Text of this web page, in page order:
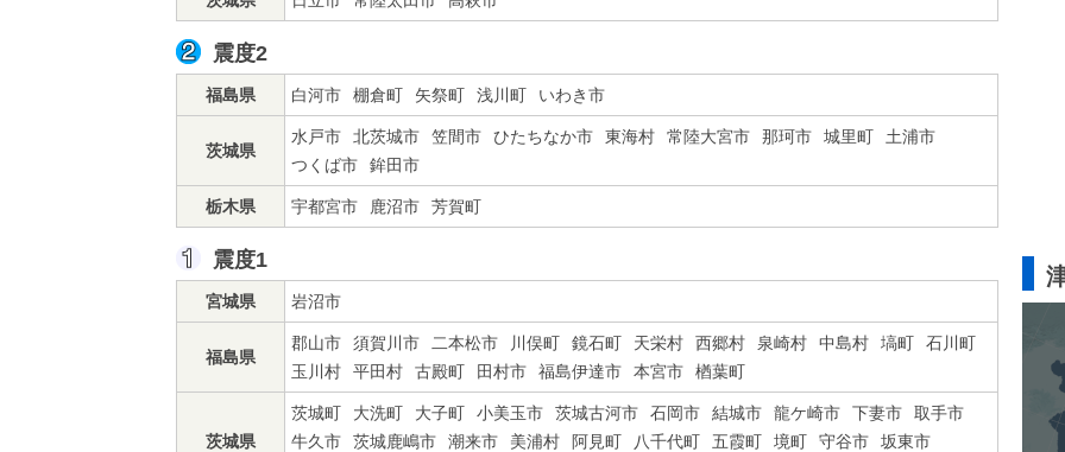
震度2
福島県 白河市 棚倉町 矢祭町 浅川町 いわき市
茨城県
水戸市 北茨城市 笠間市 ひたちなか市 東海村 常陸大宮市 那珂市 城里町
土浦市
つくば市
鉾田市
栃木県 宇都宮市 鹿沼市 芳賀町
震度1
宮城県 岩沼市
福島県
郡山市 須賀川市 二本松市 川俣町 鏡石町 天栄村 西郷村 泉崎村 中島村 塙町
石川町
玉川村
平田村 古殿町 田村市 福島伊達市 本宮市 楢葉町
茨城県
茨城町 大洗町 大子町 小美玉市 茨城古河市 石岡市 結城市 龍ケ崎市 下妻市
取手市
牛久市
茨城鹿嶋市 潮来市 美浦村 阿見町 八千代町 五霞町 境町 守谷市
坂東市